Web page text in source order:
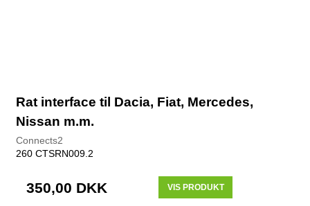
Rat interface til Dacia, Fiat, Mercedes,
Nissan m.m.
Connects2
260 CTSRN009.2
350,00 DKK VIS PRODUKT